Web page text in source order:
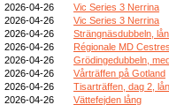
2026-04-26
Vic Series 3 Nerrina
2026-04-26
Vic Series 3 Nerrina
2026-04-26
Strängnäsdubbeln,
2026-04-26
Régionale MD Cestres
2026-04-26
Grödingedubbeln,
2026-04-26
Vårträffen på Gotland
2026-04-26
Tisarträffen, dag 2,
2026-04-26
Vättefejden lång